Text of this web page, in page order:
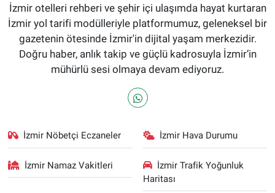
İzmir otelleri rehberi ve şehir içi ulaşımda hayat kurtaran
İzmir yol tarifi modülleriyle platformumuz, geleneksel bir
gazetenin ötesinde İzmir'in dijital yaşam merkezidir.
Doğru haber, anlık takip ve güçlü kadrosuyla İzmir’in
mühürlü sesi olmaya devam ediyoruz.
İzmir Nöbetçi Eczaneler İzmir Hava Durumu
İzmir Namaz Vakitleri
İzmir Trafik Yoğunluk
Haritası